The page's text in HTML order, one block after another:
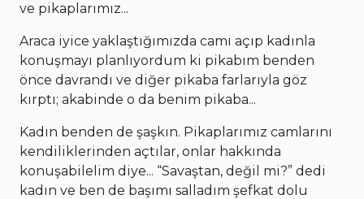
ve pikaplarımız...
Araca iyice yaklaştığımızda camı açıp kadınla
konuşmayı planlıyordum ki pikabım benden
önce davrandı ve diğer pikaba farlarıyla göz
kırptı; akabinde o da benim pikaba...
Kadın benden de şaşkın. Pikaplarımız camlarını
kendiliklerinden açtılar, onlar hakkında
konuşabilelim diye... “Savaştan, değil mi?” dedi
kadın ve ben de başımı salladım şefkat dolu